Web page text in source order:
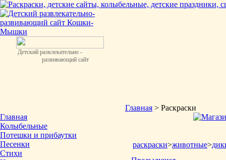
Детский развлекательно -
развивающий сайт
Главная
Колыбельные
Потешки и прибаутки
Песенки
Стихи
Главная > Раскраски
раскраски>животные>